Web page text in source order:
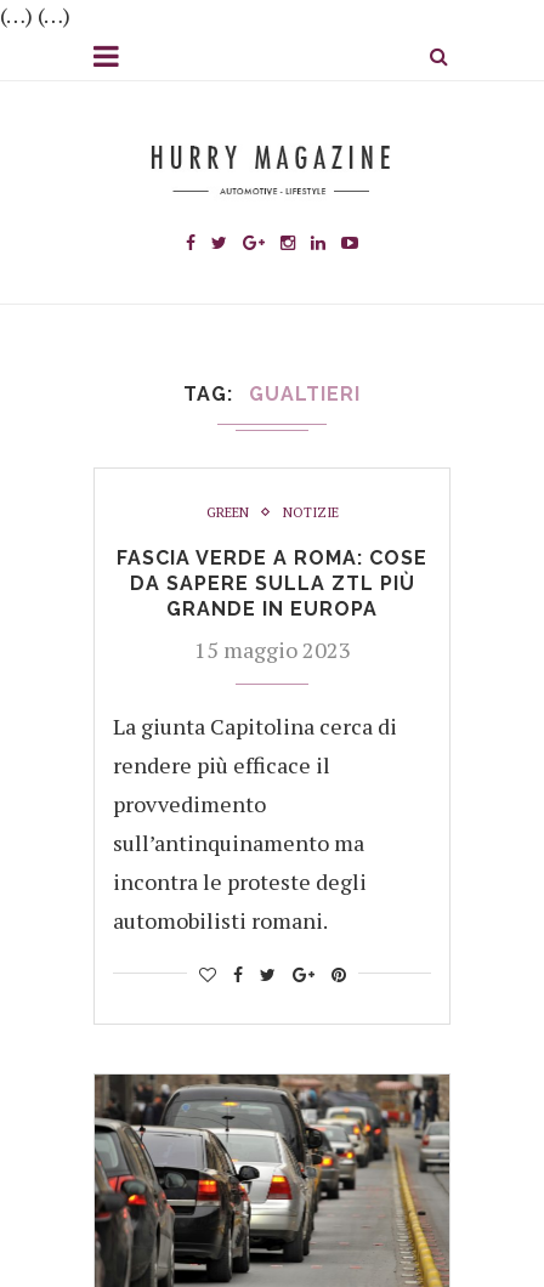
(…) (…)
TAG GUALTIERI
GREEN NOTIZIE
FASCIA VERDE A ROMA: COSE
DA SAPERE SULLA ZTL PIÙ
GRANDE IN EUROPA
15 maggio 2023
La giunta Capitolina cerca di
rendere più efficace il
provvedimento
sull’antinquinamento ma
incontra le proteste degli
automobilisti romani.